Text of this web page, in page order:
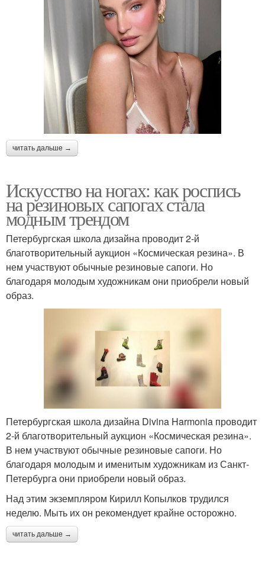
читать дальше →
Искусство на ногах: как роспись
на резиновых сапогах стала
модным трендом
Петербургская школа дизайна проводит 2-й
благотворительный аукцион «Космическая резина». В
нем участвуют обычные резиновые сапоги. Но
благодаря молодым художникам они приобрели новый
образ.
Петербургская школа дизайна Divina Harmonia проводит
2-й благотворительный аукцион «Космическая резина».
В нем участвуют обычные резиновые сапоги. Но
благодаря молодым и именитым художникам из Санкт-
Петербурга они приобрели новый образ.
Над этим экземпляром Кирилл Копылков трудился
неделю. Мыть их он рекомендует крайне осторожно.
читать дальше →